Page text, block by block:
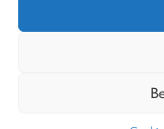
Tijdschrift
Copyright © 2001-2026